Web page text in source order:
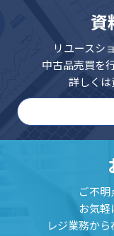
資
リユースシ
中古品売買を
詳しくは
ご不
お気軽
レジ業務か